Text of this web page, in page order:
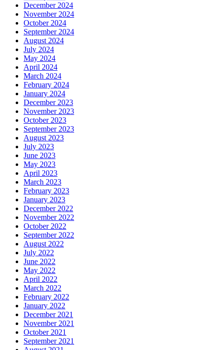
December 2024
November 2024
October 2024
September 2024
August 2024
July 2024
May 2024
April 2024
March 2024
February 2024
January 2024
December 2023
November 2023
October 2023
September 2023
August 2023
July 2023
June 2023
May 2023
April 2023
March 2023
February 2023
January 2023
December 2022
November 2022
October 2022
September 2022
August 2022
July 2022
June 2022
May 2022
April 2022
March 2022
February 2022
January 2022
December 2021
November 2021
October 2021
September 2021